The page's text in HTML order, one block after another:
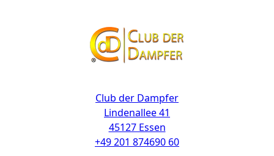
Club der Dampfer
Lindenallee 41
45127 Essen
+49 201 874690 60